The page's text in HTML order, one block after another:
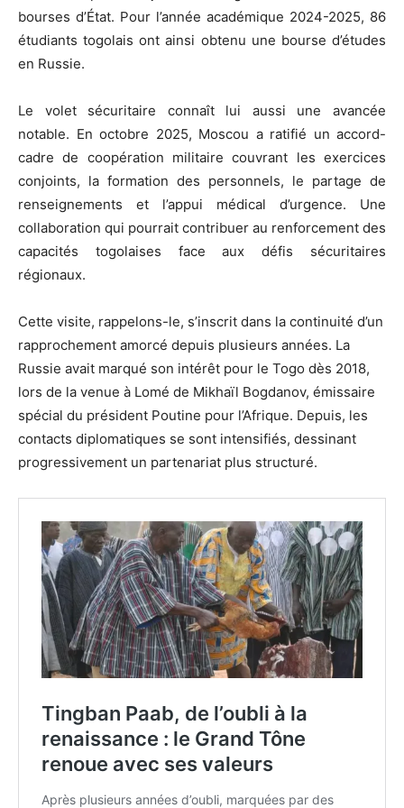
bourses d’État. Pour l’année académique 2024-2025, 86
étudiants togolais ont ainsi obtenu une bourse d’études
en Russie.
Le volet sécuritaire connaît lui aussi une avancée
notable. En octobre 2025, Moscou a ratifié un accord-
cadre de coopération militaire couvrant les exercices
conjoints, la formation des personnels, le partage de
renseignements et l’appui médical d’urgence. Une
collaboration qui pourrait contribuer au renforcement des
capacités togolaises face aux défis sécuritaires
régionaux.
Cette visite, rappelons-le, s’inscrit dans la continuité d’un
rapprochement amorcé depuis plusieurs années. La
Russie avait marqué son intérêt pour le Togo dès 2018,
lors de la venue à Lomé de Mikhaïl Bogdanov, émissaire
spécial du président Poutine pour l’Afrique. Depuis, les
contacts diplomatiques se sont intensifiés, dessinant
progressivement un partenariat plus structuré.